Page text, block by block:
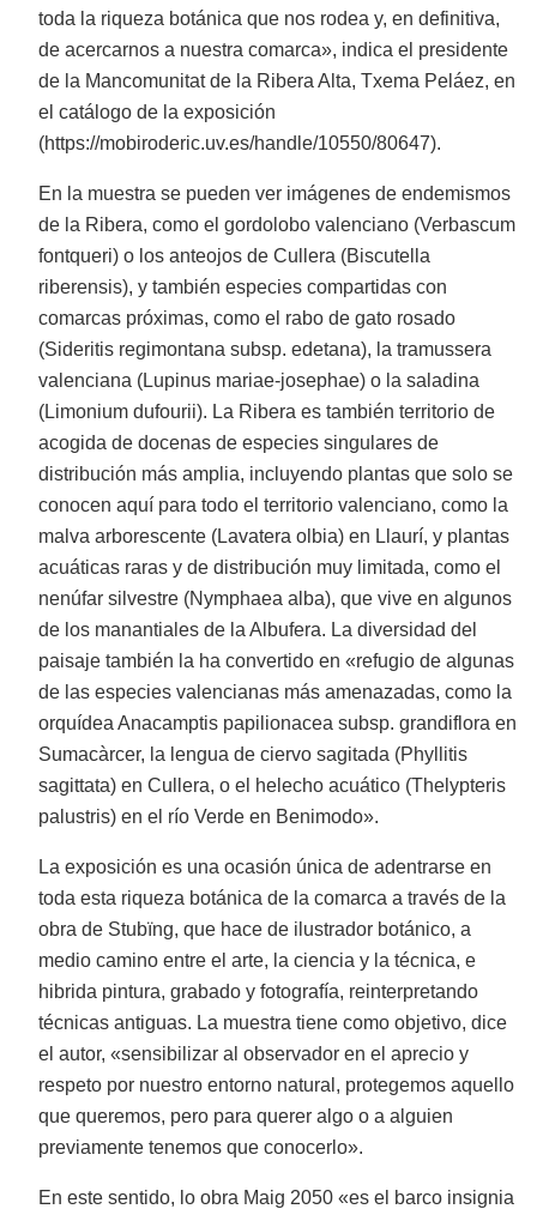
toda la riqueza botánica que nos rodea y, en definitiva,
de acercarnos a nuestra comarca», indica el presidente
de la Mancomunitat de la Ribera Alta, Txema Peláez, en
el catálogo de la exposición
(https://mobiroderic.uv.es/handle/10550/80647).
En la muestra se pueden ver imágenes de endemismos
de la Ribera, como el gordolobo valenciano (Verbascum
fontqueri) o los anteojos de Cullera (Biscutella
riberensis), y también especies compartidas con
comarcas próximas, como el rabo de gato rosado
(Sideritis regimontana subsp. edetana), la tramussera
valenciana (Lupinus mariae-josephae) o la saladina
(Limonium dufourii). La Ribera es también territorio de
acogida de docenas de especies singulares de
distribución más amplia, incluyendo plantas que solo se
conocen aquí para todo el territorio valenciano, como la
malva arborescente (Lavatera olbia) en Llaurí, y plantas
acuáticas raras y de distribución muy limitada, como el
nenúfar silvestre (Nymphaea alba), que vive en algunos
de los manantiales de la Albufera. La diversidad del
paisaje también la ha convertido en «refugio de algunas
de las especies valencianas más amenazadas, como la
orquídea Anacamptis papilionacea subsp. grandiflora en
Sumacàrcer, la lengua de ciervo sagitada (Phyllitis
sagittata) en Cullera, o el helecho acuático (Thelypteris
palustris) en el río Verde en Benimodo».
La exposición es una ocasión única de adentrarse en
toda esta riqueza botánica de la comarca a través de la
obra de Stubïng, que hace de ilustrador botánico, a
medio camino entre el arte, la ciencia y la técnica, e
hibrida pintura, grabado y fotografía, reinterpretando
técnicas antiguas. La muestra tiene como objetivo, dice
el autor, «sensibilizar al observador en el aprecio y
respeto por nuestro entorno natural, protegemos aquello
que queremos, pero para querer algo o a alguien
previamente tenemos que conocerlo».
En este sentido, lo obra Maig 2050 «es el barco insignia